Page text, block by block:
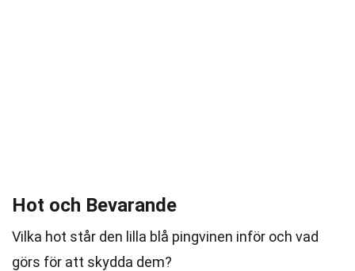
Hot och Bevarande
Vilka hot står den lilla blå pingvinen inför och vad
görs för att skydda dem?